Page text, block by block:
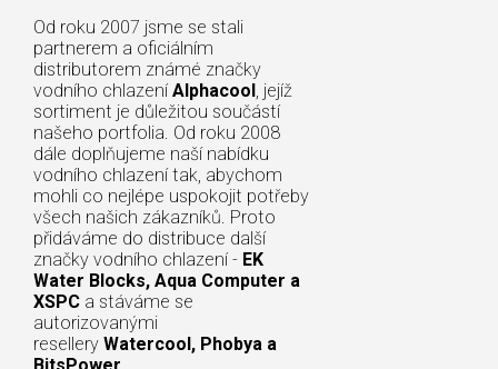
Od roku 2007 jsme se stali
partnerem a oficiálním
distributorem známé značky
vodního chlazení Alphacool, jejíž
sortiment je důležitou součástí
našeho portfolia. Od roku 2008
dále doplňujeme naší nabídku
vodního chlazení tak, abychom
mohli co nejlépe uspokojit potřeby
všech našich zákazníků. Proto
přidáváme do distribuce další
značky vodního chlazení - EK
Water Blocks, Aqua Computer a
XSPC a stáváme se
autorizovanými
resellery Watercool, Phobya a